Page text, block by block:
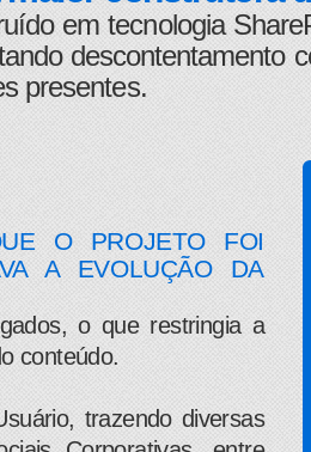
em tecnologia
descontentamento
presentes.
O PROJETO FOI
A EVOLUÇÃO DA
o que restringia a
conteúdo.
trazendo diversas